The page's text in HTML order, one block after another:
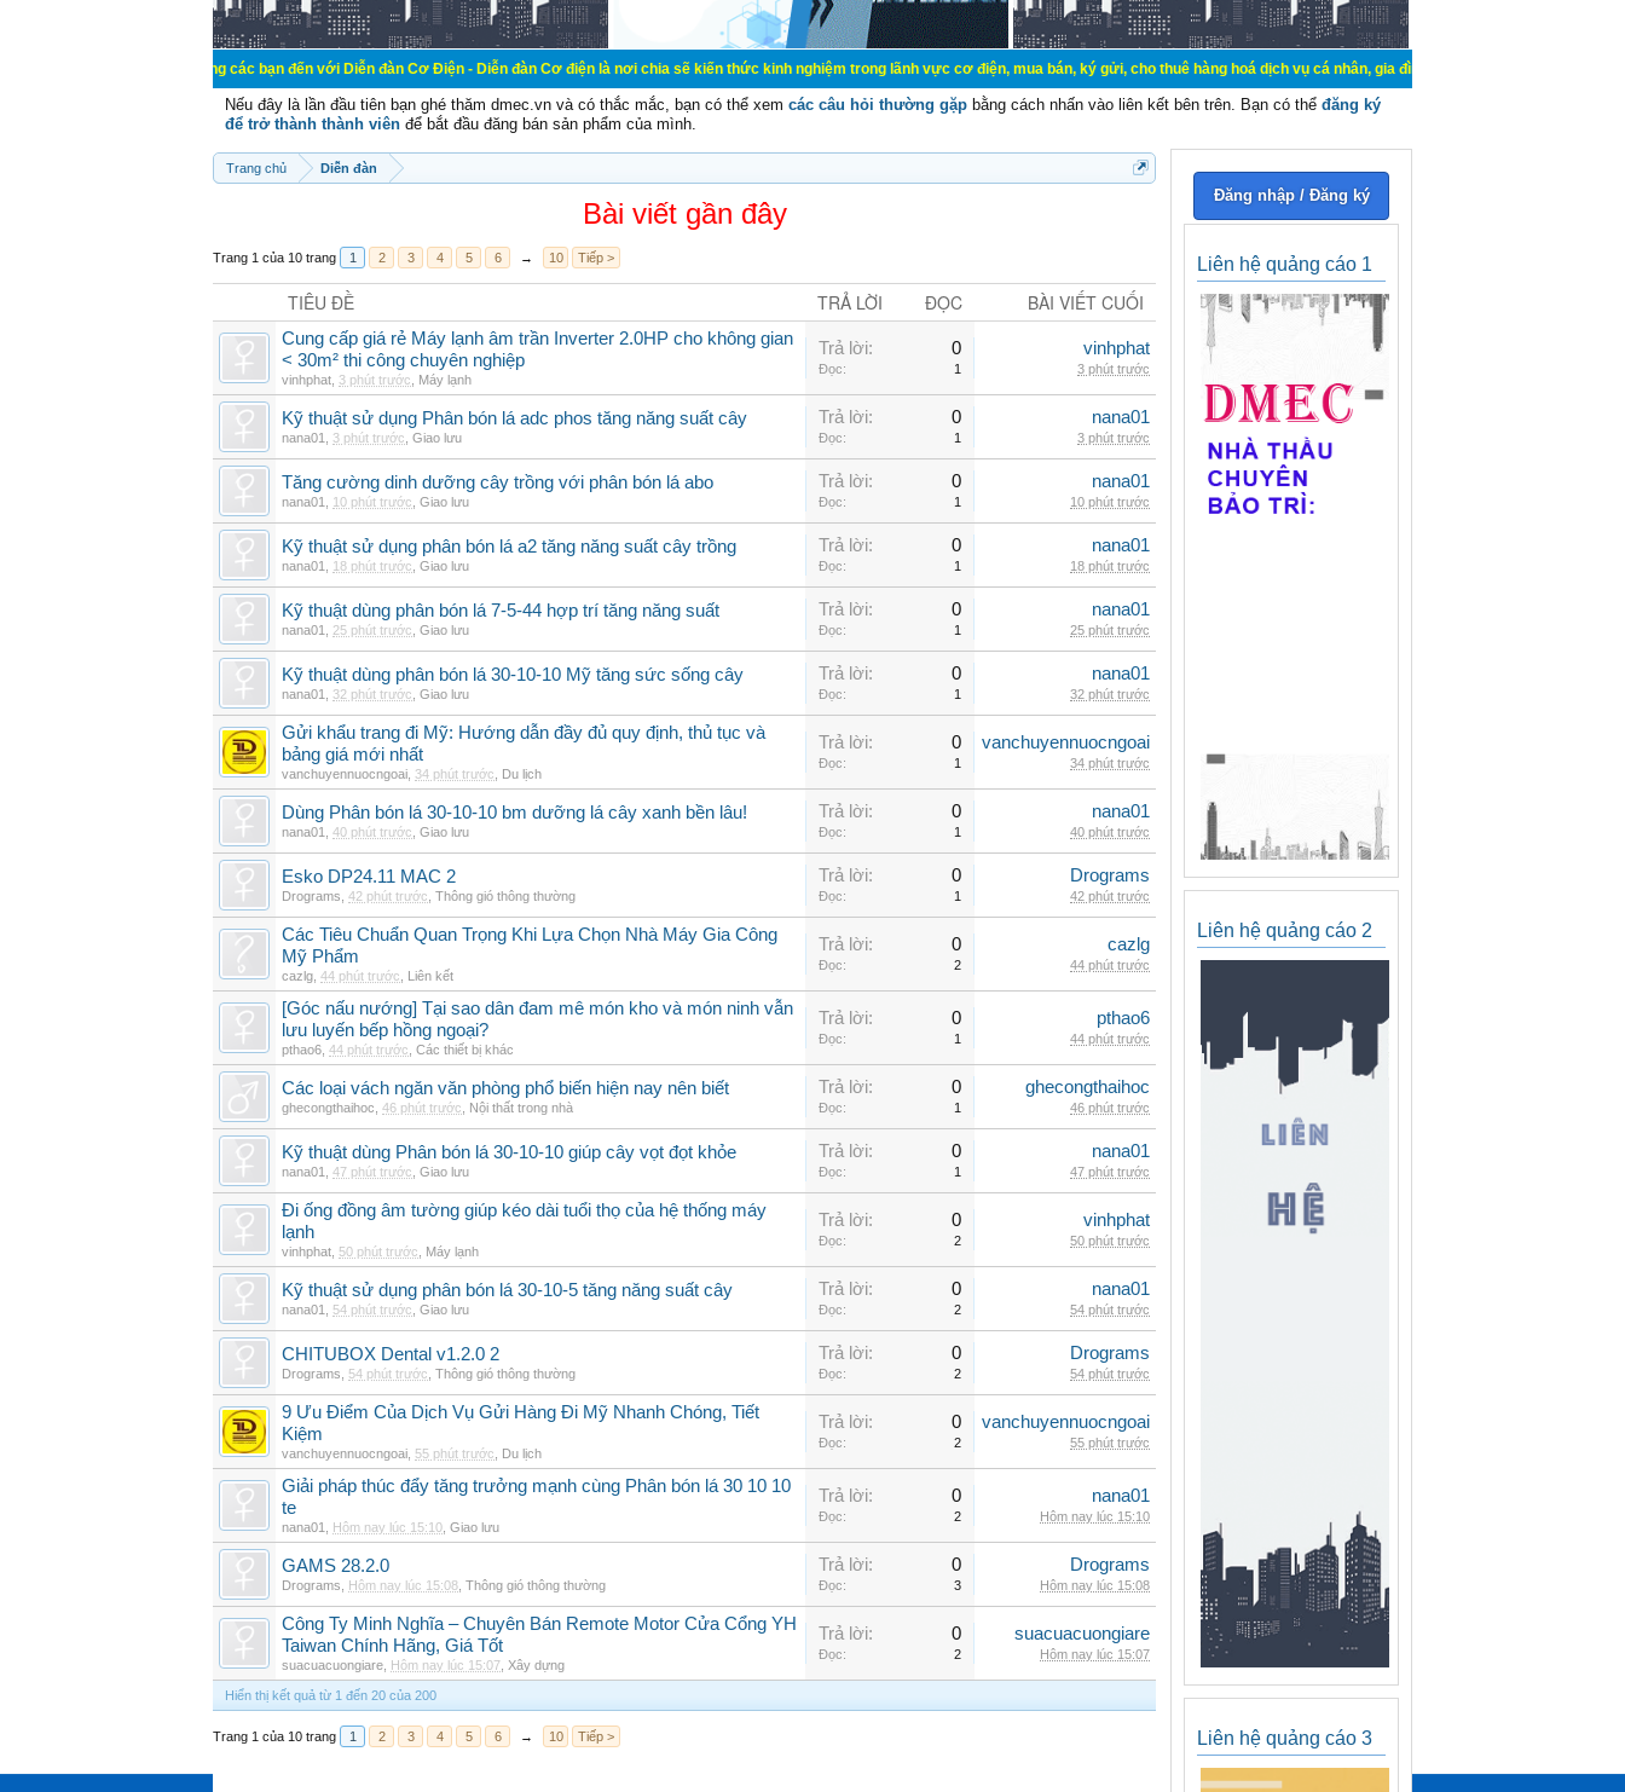
Chào mừng các bạn đến với Diễn đàn Cơ Điện - Diễn đàn Cơ điện là nơi chia sẽ kiến thức kinh nghiệm trong lãnh vực cơ điện, mua bán, ký gửi, cho thuê hàng hoá dịch vụ cá nhân, gia đình. Mua bán, ký gửi, cho thuê thiết bị
Nếu đây là lần đầu tiên bạn ghé thăm dmec.vn và có thắc mắc, bạn có thể xem các câu hỏi thường gặp bằng cách nhấn vào liên kết bên trên. Bạn có thể đăng ký
để trở thành thành viên để bắt đầu đăng bán sản phẩm của mình.
Trang chủ Diễn đàn
Bài viết gần đây
Trang 1 của 10 trang 1 2 3 4 5 6 → 10 Tiếp >
TIÊU ĐỀ TRẢ LỜI ĐỌC BÀI VIẾT CUỐI
Cung cấp giá rẻ Máy lạnh âm trần Inverter 2.0HP cho không gian
< 30m² thi công chuyên nghiệp
vinhphat 3 phút trước Máy lạnh
Trả lời: 0
Đọc: 1
vinhphat
3 phút trước
Kỹ thuật sử dụng Phân bón lá adc phos tăng năng suất cây
nana01 3 phút trước Giao lưu
Trả lời: 0
Đọc: 1
nana01
3 phút trước
Tăng cường dinh dưỡng cây trồng với phân bón lá abo
nana01 10 phút trước Giao lưu
Trả lời: 0
Đọc: 1
nana01
10 phút trước
Kỹ thuật sử dụng phân bón lá a2 tăng năng suất cây trồng
nana01 18 phút trước Giao lưu
Trả lời: 0
Đọc: 1
nana01
18 phút trước
Kỹ thuật dùng phân bón lá 7-5-44 hợp trí tăng năng suất
nana01 25 phút trước Giao lưu
Trả lời: 0
Đọc: 1
nana01
25 phút trước
Kỹ thuật dùng phân bón lá 30-10-10 Mỹ tăng sức sống cây
nana01 32 phút trước Giao lưu
Trả lời: 0
Đọc: 1
nana01
32 phút trước
Gửi khẩu trang đi Mỹ: Hướng dẫn đầy đủ quy định, thủ tục và
bảng giá mới nhất
vanchuyennuocngoai 34 phút trước Du lịch
Trả lời: 0
Đọc: 1
vanchuyennuocngoai
34 phút trước
Dùng Phân bón lá 30-10-10 bm dưỡng lá cây xanh bền lâu!
nana01 40 phút trước Giao lưu
Trả lời: 0
Đọc: 1
nana01
40 phút trước
Esko DP24.11 MAC 2
Drograms 42 phút trước Thông gió thông thường
Trả lời: 0
Đọc: 1
Drograms
42 phút trước
Các Tiêu Chuẩn Quan Trọng Khi Lựa Chọn Nhà Máy Gia Công
Mỹ Phẩm
cazlg 44 phút trước Liên kết
Trả lời: 0
Đọc: 2
cazlg
44 phút trước
[Góc nấu nướng] Tại sao dân đam mê món kho và món ninh vẫn
lưu luyến bếp hồng ngoại?
pthao6 44 phút trước Các thiết bị khác
Trả lời: 0
Đọc: 1
pthao6
44 phút trước
Các loại vách ngăn văn phòng phổ biến hiện nay nên biết
ghecongthaihoc 46 phút trước Nội thất trong nhà
Trả lời: 0
Đọc: 1
ghecongthaihoc
46 phút trước
Kỹ thuật dùng Phân bón lá 30-10-10 giúp cây vọt đọt khỏe
nana01 47 phút trước Giao lưu
Trả lời: 0
Đọc: 1
nana01
47 phút trước
Đi ống đồng âm tường giúp kéo dài tuổi thọ của hệ thống máy
lạnh
vinhphat 50 phút trước Máy lạnh
Trả lời: 0
Đọc: 2
vinhphat
50 phút trước
Kỹ thuật sử dụng phân bón lá 30-10-5 tăng năng suất cây
nana01 54 phút trước Giao lưu
Trả lời: 0
Đọc: 2
nana01
54 phút trước
CHITUBOX Dental v1.2.0 2
Drograms 54 phút trước Thông gió thông thường
Trả lời: 0
Đọc: 2
Drograms
54 phút trước
9 Ưu Điểm Của Dịch Vụ Gửi Hàng Đi Mỹ Nhanh Chóng, Tiết
Kiệm
vanchuyennuocngoai 55 phút trước Du lịch
Trả lời: 0
Đọc: 2
vanchuyennuocngoai
55 phút trước
Giải pháp thúc đẩy tăng trưởng mạnh cùng Phân bón lá 30 10 10
te
nana01 Hôm nay lúc 15:10 Giao lưu
Trả lời: 0
Đọc: 2
nana01
Hôm nay lúc 15:10
GAMS 28.2.0
Drograms Hôm nay lúc 15:08 Thông gió thông thường
Trả lời: 0
Đọc: 3
Drograms
Hôm nay lúc 15:08
Công Ty Minh Nghĩa – Chuyên Bán Remote Motor Cửa Cổng YH
Taiwan Chính Hãng, Giá Tốt
suacuacuongiare Hôm nay lúc 15:07 Xây dựng
Trả lời: 0
Đọc: 2
suacuacuongiare
Hôm nay lúc 15:07
Hiển thị kết quả từ 1 đến 20 của 200
Trang 1 của 10 trang 1 2 3 4 5 6 → 10 Tiếp >
Đăng nhập / Đăng ký
Liên hệ quảng cáo 1
Liên hệ quảng cáo 2
Liên hệ quảng cáo 3